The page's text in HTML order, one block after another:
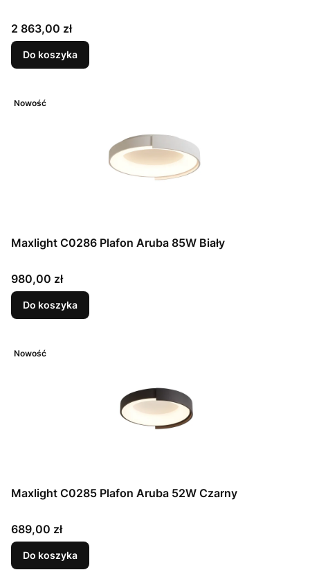
Cena
2 863,00 zł
Do koszyka
Nowość
Maxlight C0286 Plafon Aruba 85W Biały
Cena
980,00 zł
Do koszyka
Nowość
Maxlight C0285 Plafon Aruba 52W Czarny
Cena
689,00 zł
Do koszyka